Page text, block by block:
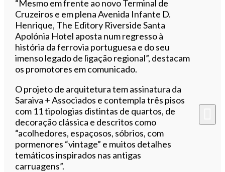
“Mesmo em frente ao novo Terminal de
Cruzeiros e em plena Avenida Infante D.
Henrique, The Editory Riverside Santa
Apolónia Hotel aposta num regresso à
história da ferrovia portuguesa e do seu
imenso legado de ligação regional”, destacam
os promotores em comunicado.
O projeto de arquitetura tem assinatura da
Saraiva + Associados e contempla três pisos
com 11 tipologias distintas de quartos, de
decoração clássica e descritos como
“acolhedores, espaçosos, sóbrios, com
pormenores “vintage” e muitos detalhes
temáticos inspirados nas antigas
carruagens”.